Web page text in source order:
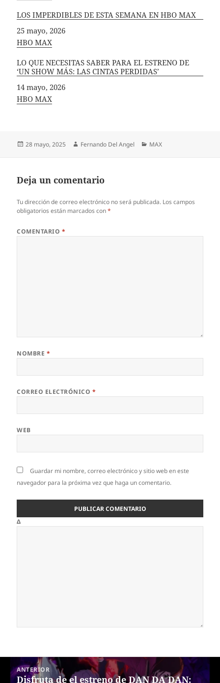
LOS IMPERDIBLES DE ESTA SEMANA EN HBO MAX
Fecha
25 mayo, 2026
In relation to
HBO MAX
LO QUE NECESITAS SABER PARA EL ESTRENO DE
‘UN SHOW MÁS: LAS CINTAS PERDIDAS’
Fecha
14 mayo, 2026
In relation to
HBO MAX
Publicado
28 mayo, 2025 Autor
Fernando Del Angel Categorías
MAX
Deja un comentario
Tu dirección de correo electrónico no será publicada. Los campos
obligatorios están marcados con*
COMENTARIO *
NOMBRE *
CORREO ELECTRÓNICO *
WEB
Guardar mi nombre, correo electrónico y sitio web en este
navegador para la próxima vez que haga un comentario.
Δ
Navegación
ANTERIOR
Entrada
Disfruta de el estreno de DAN DA DAN: